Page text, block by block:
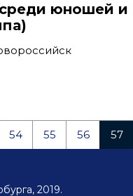
юношей и
54 55 56 57
2019.